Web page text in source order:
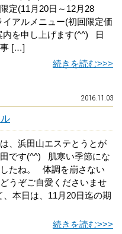
定(11月20日～12月28
イアルメニュー(初回限定価
内を申し上げます(^^) 日
事 […]
続きを読む>>>
2016.11.03
、浜田山エステとうとが
です(^^) 肌寒い季節にな
たね。 体調を崩さない
うぞご自愛くださいませ
本日は、11月20日迄の期
続きを読む>>>